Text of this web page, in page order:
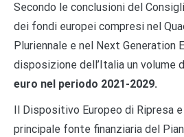
Secondo le conclusioni del
dei fondi europei compresi nel
Pluriennale e nel Next Generation
disposizione dell’Italia un volume
euro nel periodo 2021-2029.
Il Dispositivo Europeo di Ripresa e
principale fonte finanziaria del